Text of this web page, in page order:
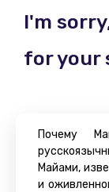
I'm
for your
Почему
Майами,
и